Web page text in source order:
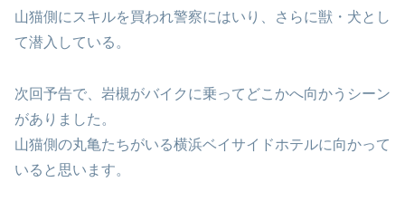
山猫側にスキルを買われ警察にはいり、さらに獣・犬とし
て潜入している。
次回予告で、岩槻がバイクに乗ってどこかへ向かうシーン
がありました。
山猫側の丸亀たちがいる横浜ベイサイドホテルに向かって
いると思います。